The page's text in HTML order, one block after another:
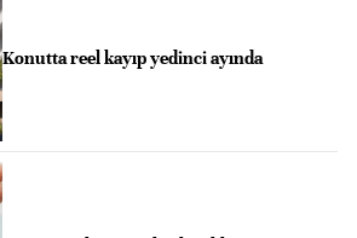
Konutta reel kayıp yedinci ayında